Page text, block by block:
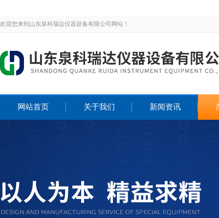
欢迎您来到山东泉科瑞达仪器设备有限公司网站！
网站首页 关于我们 新闻资讯